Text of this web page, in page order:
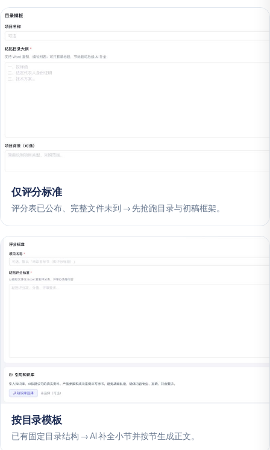
仅评分标准
评分表已公布、完整文件未到 → 先抢跑目录与初稿框架。
按目录模板
已有固定目录结构 → AI 补全小节并按节生成正文。